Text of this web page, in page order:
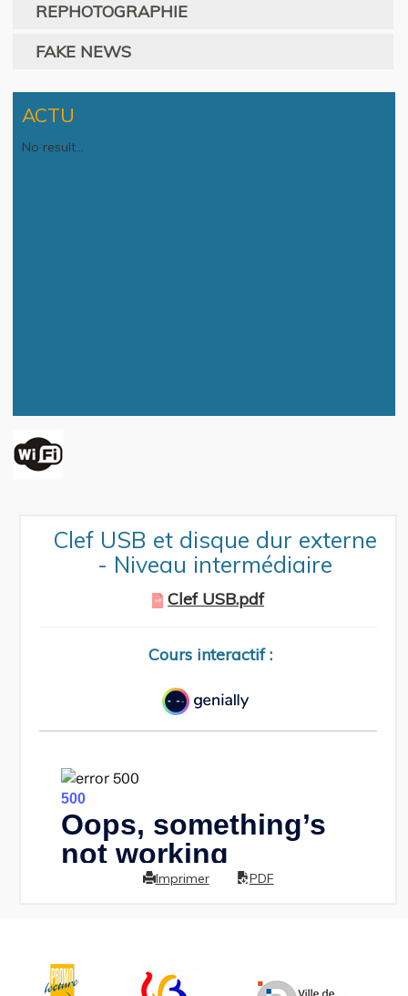
REPHOTOGRAPHIE
FAKE NEWS
ACTU
No result...
Clef USB et disque dur externe
- Niveau intermédiaire
Clef USB.pdf
Cours interactif :
Imprimer PDF